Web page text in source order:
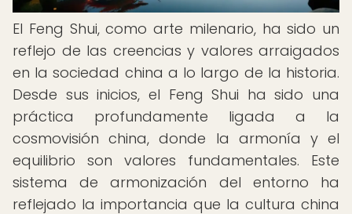
El Feng Shui, como arte milenario, ha sido un
reflejo de las creencias y valores arraigados
en la sociedad china a lo largo de la historia.
Desde sus inicios, el Feng Shui ha sido una
práctica profundamente ligada a la
cosmovisión china, donde la armonía y el
equilibrio son valores fundamentales. Este
sistema de armonización del entorno ha
reflejado la importancia que la cultura china